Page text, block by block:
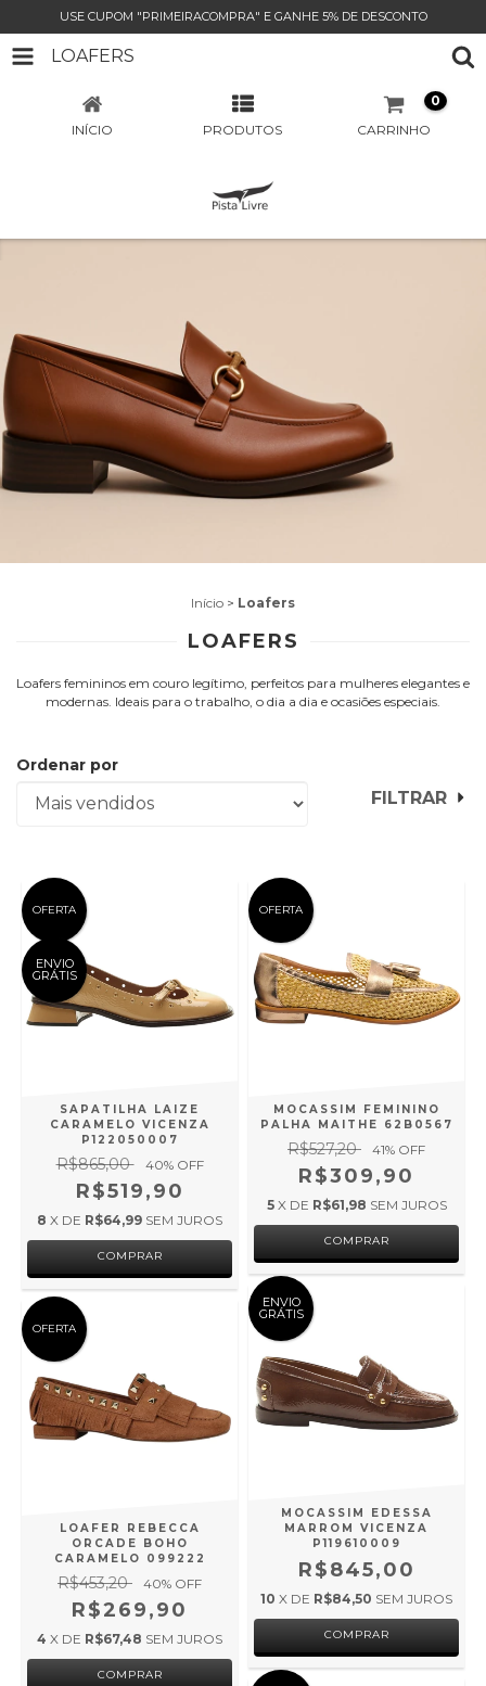
USE CUPOM "PRIMEIRACOMPRA" E GANHE 5% DE DESCONTO
LOAFERS
INÍCIO PRODUTOS CARRINHO
0
Início > Loafers
LOAFERS
Loafers femininos em couro legítimo, perfeitos para mulheres elegantes e
modernas. Ideais para o trabalho, o dia a dia e ocasiões especiais.
Ordenar por
FILTRAR
OFERTA
ENVIO
GRÁTIS
SAPATILHA LAIZE
CARAMELO VICENZA
P122050007
R$865,00 40% OFF
R$519,90
8 X DE R$64,99 SEM JUROS
COMPRAR
OFERTA
MOCASSIM FEMININO
PALHA MAITHE 62B0567
R$527,20 41% OFF
R$309,90
5 X DE R$61,98 SEM JUROS
COMPRAR
OFERTA
LOAFER REBECCA
ORCADE BOHO
CARAMELO 099222
R$453,20 40% OFF
R$269,90
4 X DE R$67,48 SEM JUROS
COMPRAR
ENVIO
GRÁTIS
MOCASSIM EDESSA
MARROM VICENZA
P119610009
R$845,00
10 X DE R$84,50 SEM JUROS
COMPRAR